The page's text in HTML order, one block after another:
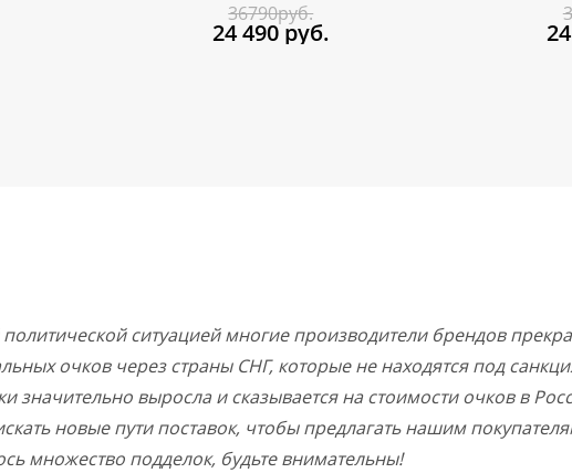
36790руб.
24 490 руб.
политической ситуацией многие производители брендов
очков через страны СНГ, которые не находятся под
значительно выросла и сказывается на стоимости очков в
новые пути поставок, чтобы предлагать нашим
множество подделок, будьте внимательны!